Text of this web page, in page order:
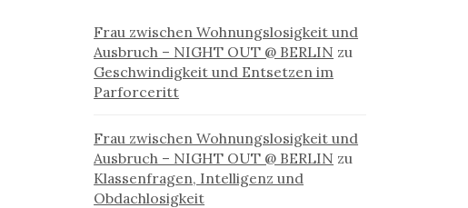
Frau zwischen Wohnungslosigkeit und
Ausbruch – NIGHT OUT @ BERLIN zu
Geschwindigkeit und Entsetzen im
Parforceritt
Frau zwischen Wohnungslosigkeit und
Ausbruch – NIGHT OUT @ BERLIN zu
Klassenfragen, Intelligenz und
Obdachlosigkeit